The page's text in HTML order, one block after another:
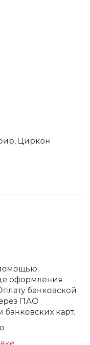
Циркон
оформления
банковской
ПАО
карт.